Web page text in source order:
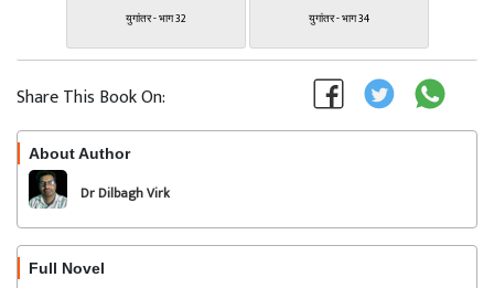
युगांतर - भाग 32 युगांतर - भाग 34
Share This Book On:
About Author
Dr Dilbagh Virk
Full Novel